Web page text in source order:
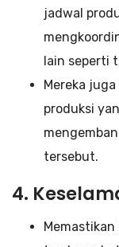
jadwal
lain seperti
Mereka
produksi
tersebut.
4.
Memastikan